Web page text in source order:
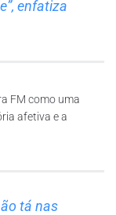
enfatiza
FM como uma
afetiva e a
tá nas